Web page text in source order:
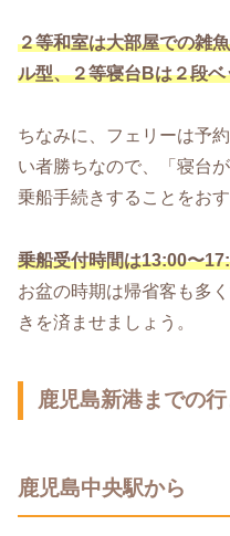
２等和室は大部屋での雑
ル型、２等寝台Bは２段ベ
ちなみに、フェリーは予
い者勝ちなので、「寝台
乗船手続きすることをおす
乗船受付時間は13:00〜
お盆の時期は帰省客も多
きを済ませましょう。
鹿児島新港までの
鹿児島中央駅から